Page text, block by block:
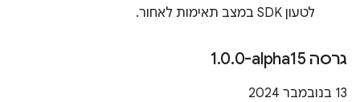
לטעון SDK במצב תאימות לאחור.
גרסה ‎1 .0.0-alpha15
‫13 בנובמבר 2024